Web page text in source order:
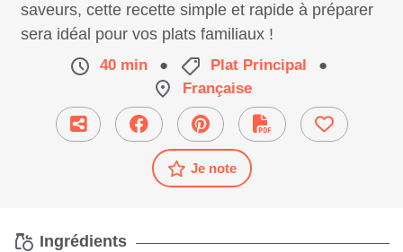
saveurs, cette recette simple et rapide à préparer
sera idéal pour vos plats familiaux !
40 min ● Plat Principal
●
Française
Je note
Ingrédients